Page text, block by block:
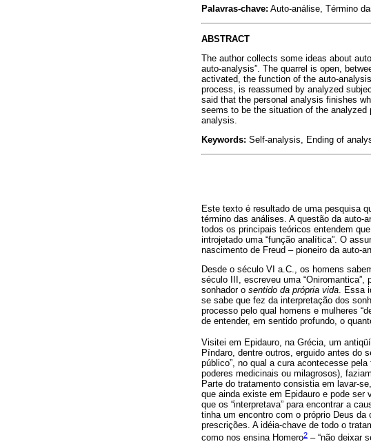
Palavras-chave: Auto-análise, Término
ABSTRACT
The author collects some ideas about
auto-analysis”. The quarrel is open,
activated, the function of the auto-
process, is reassumed by analyzed
said that the personal analysis finishes
seems to be the situation of the
analysis.
Keywords: Self-analysis, Ending of
Este texto é resultado de uma pesquisa
término das análises. A questão da auto-
todos os principais teóricos entendem
introjetado uma “função analítica”. O
nascimento de Freud – pioneiro da auto-
Desde o século VI a.C., os homens
século III, escreveu uma
sonhador o sentido da própria vida . Essa
se sabe que fez da interpretação dos
processo pelo qual homens e mulheres
de entender, em sentido profundo, o
Visitei em Epidauro, na Grécia, um
Píndaro, dentre outros, erguido antes do
público”, no qual a cura acontecesse
poderes medicinais ou milagrosos),
Parte do tratamento consistia em lavar-
que ainda existe em Epidauro e pode ser
que os “interpretava” para encontrar a
tinha um encontro com o próprio Deus
prescrições. A idéia-chave de todo o
como nos ensina Homero2 – “não deixar